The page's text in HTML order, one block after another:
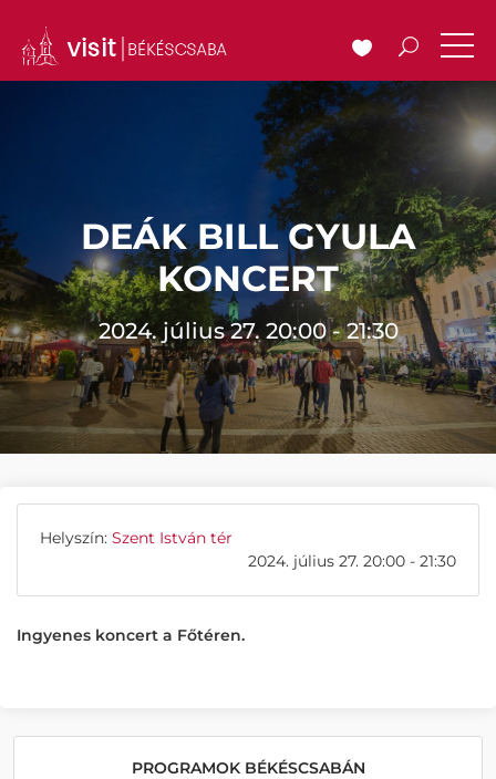
DEÁK BILL GYULA
KONCERT
2024. július 27. 20:00 - 21:30
Helyszín: Szent István tér
2024. július 27. 20:00 - 21:30
Ingyenes koncert a Főtéren.
PROGRAMOK BÉKÉSCSABÁN